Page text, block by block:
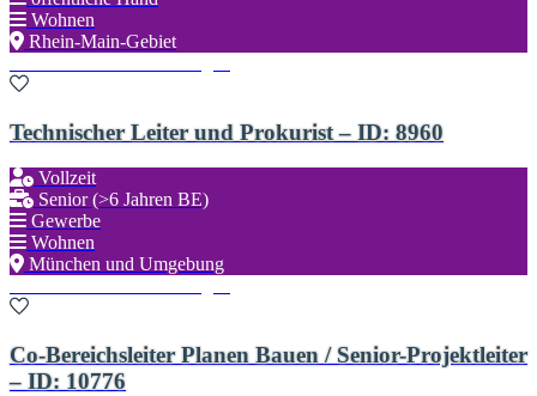
Wohnen
Rhein-Main-Gebiet
Technischer Leiter und Prokurist – ID: 8960
Vollzeit
Senior (>6 Jahren BE)
Gewerbe
Wohnen
München und Umgebung
Co-Bereichsleiter Planen Bauen / Senior-Projektleiter
– ID: 10776